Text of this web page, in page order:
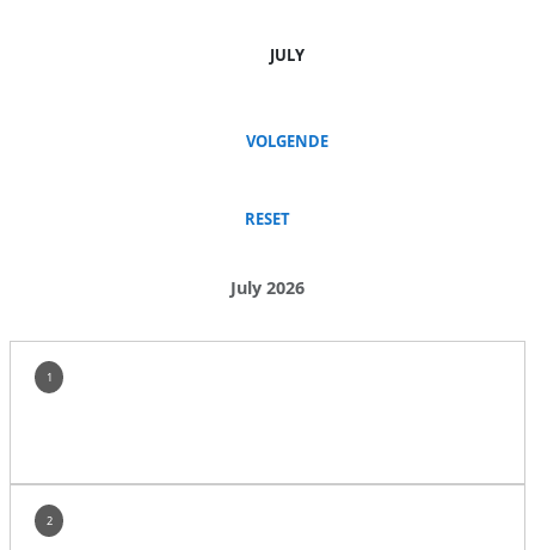
JULY
VOLGENDE
RESET
July 2026
1
2